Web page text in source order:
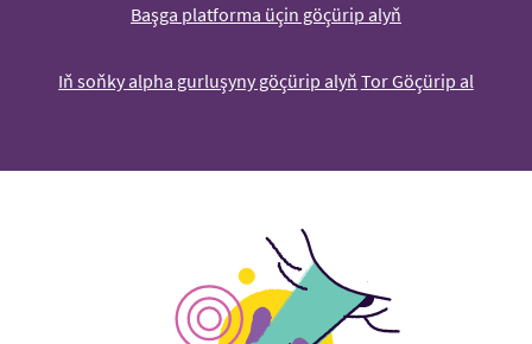
Başga platforma üçin göçürip alyň
Iň soňky alpha gurluşyny göçürip alyň Tor Göçürip al